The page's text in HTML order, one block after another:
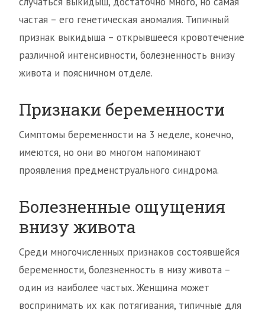
частая – его генетическая аномалия. Типичный
признак выкидыша – открывшееся кровотечение
различной интенсивности, болезненность внизу
живота и поясничном отделе.
Признаки беременности
Симптомы беременности на 3 неделе, конечно,
имеются, но они во многом напоминают
проявления предменструального синдрома.
Болезненные ощущения
внизу живота
Среди многочисленных признаков состоявшейся
беременности, болезненность в низу живота –
один из наиболее частых. Женщина может
воспринимать их как потягивания, типичные для